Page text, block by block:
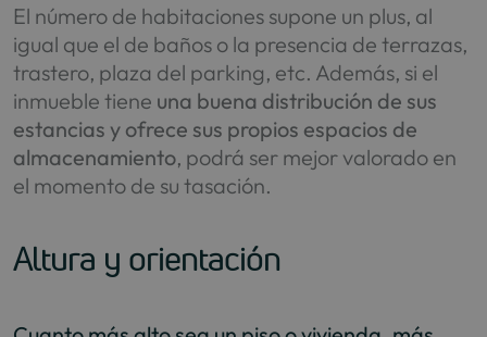
El número de habitaciones supone un plus, al
igual que el de baños o la presencia de terrazas,
trastero, plaza del parking, etc. Además, si el
inmueble tiene una buena distribución de sus
estancias y ofrece sus propios espacios de
almacenamiento, podrá ser mejor valorado en
el momento de su tasación.
Altura y orientación